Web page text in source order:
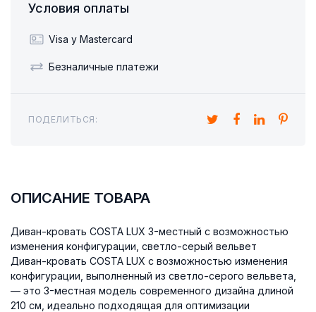
Условия оплаты
Visa y Mastercard
Безналичные платежи
ПОДЕЛИТЬСЯ:
ОПИСАНИЕ ТОВАРА
Диван-кровать COSTA LUX 3-местный с возможностью
изменения конфигурации, светло-серый вельвет
Диван-кровать COSTA LUX с возможностью изменения
конфигурации, выполненный из светло-серого вельвета,
— это 3-местная модель современного дизайна длиной
210 ​​см, идеально подходящая для оптимизации